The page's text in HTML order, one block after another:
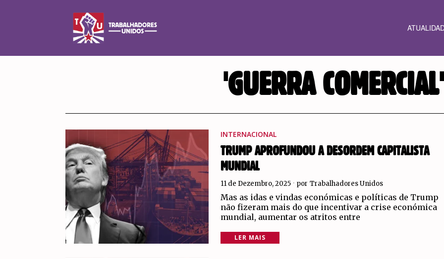
'GUERRA COMERCIAL'
INTERNACIONAL
TRUMP APROFUNDOU A DESORDEM CAPITALISTA
MUNDIAL
11 de Dezembro, 2025 por Trabalhadores Unidos
Mas as idas e vindas económicas e políticas de Trump
não fizeram mais do que incentivar a crise económica
mundial, aumentar os atritos entre
LER MAIS